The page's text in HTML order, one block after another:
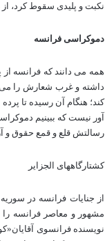
نکبت و پلیدی سقوط کرد،
دموکراسی فرانسه
همه می دانند که فرانسه
داشته و غرب شعارش را می
کند؛ هنگام آن رسیده تا
آور نیست که ببینیم
رسالتش قلع و قمع حقوق
کشتارگاههای الجزایر
از جنایات فرانسه در
مشهور و معاصر فرانسه را
نویسنده فرانسوی